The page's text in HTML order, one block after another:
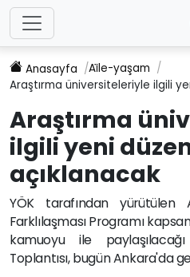
Anasayfa
Ai̇le-yaşam
Araştırma üniversiteleriyle ilgili
Araştırma
ilgili yeni
açıklanacak
YÖK tarafından yürütülen
Farklılaşması Programı
kamuoyu ile
Toplantısı, bugün Ankara'da